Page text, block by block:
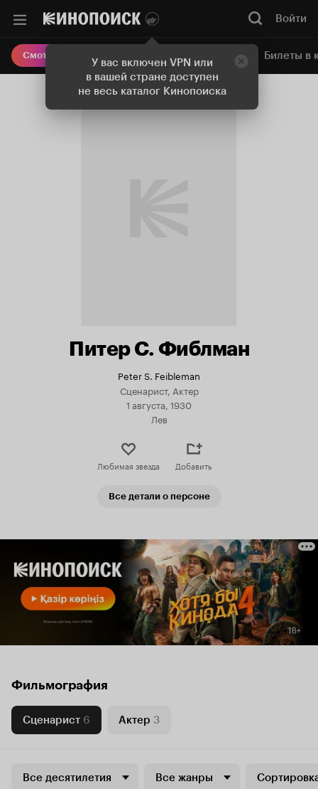
У вас включен VPN или
в вашей стране доступен
не весь каталог Кинопоиска
Войти
Смотреть кино Онлайн-кинотеатр Билеты в
Питер С. Фиблман
Peter S. Feibleman
Сценарист, Актер
1 августа, 1930
Лев
Любимая звезда Добавить
Все детали о персоне
Фильмография
Сценарист 6 Актер 3
Все десятилетия Все жанры